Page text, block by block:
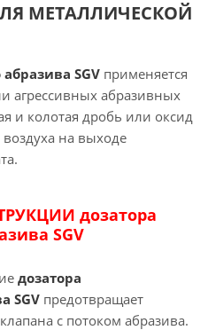
МЕТАЛЛИЧЕСКОЙ
SGV применяется
агрессивных абразивных
и колотая дробь или оксид
на выходе
дозатора
SGV
дозатора
SGV предотвращает
с потоком абразива.